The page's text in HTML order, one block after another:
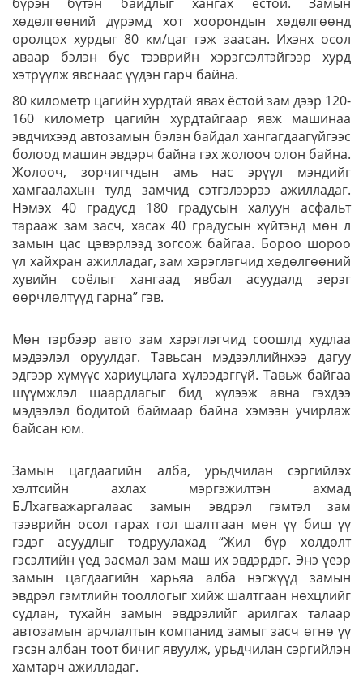
хөдөлгөөний дүрэмд хот хоорондын хөдөлгөөнд
оролцох хурдыг 80 км/цаг гэж заасан. Ихэнх осол
аваар бэлэн бус тээврийн хэрэгсэлтэйгээр хурд
хэтрүүлж явснаас үүдэн гарч байна.
80 километр цагийн хурдтай явах ёстой зам дээр 120-
160 километр цагийн хурдтайгаар явж машинаа
эвдчихээд автозамын бэлэн байдал хангагдаагүйгээс
болоод машин эвдэрч байна гэх жолооч олон байна.
Жолооч, зорчигчдын амь нас эрүүл мэндийг
хамгаалахын тулд замчид сэтгэлээрээ ажилладаг.
Нэмэх 40 градусд 180 градусын халуун асфальт
тарааж зам засч, хасах 40 градусын хүйтэнд мөн л
замын цас цэвэрлээд зогсож байгаа. Бороо шороо
үл хайхран ажилладаг, зам хэрэглэгчид хөдөлгөөний
хувийн соёлыг хангаад явбал асуудалд эерэг
өөрчлөлтүүд гарна” гэв.
Мөн тэрбээр авто зам хэрэглэгчид соошлд худлаа
мэдээлэл оруулдаг. Тавьсан мэдээллийнхээ дагуу
эдгээр хүмүүс хариуцлага хүлээдэггүй. Тавьж байгаа
шүүмжлэл шаардлагыг бид хүлээж авна гэхдээ
мэдээлэл бодитой баймаар байна хэмээн учирлаж
байсан юм.
Замын цагдаагийн алба, урьдчилан сэргийлэх
хэлтсийн ахлах мэргэжилтэн ахмад
Б.Лхагважаргалаас замын эвдрэл гэмтэл зам
тээврийн осол гарах гол шалтгаан мөн үү биш үү
гэдэг асуудлыг тодруулахад “Жил бүр хөлдөлт
гэсэлтийн үед засмал зам маш их эвдэрдэг. Энэ үеэр
замын цагдаагийн харьяа алба нэгжүүд замын
эвдрэл гэмтлийн тооллогыг хийж шалтгаан нөхцлийг
судлан, тухайн замын эвдрэлийг арилгах талаар
автозамын арчлалтын компанид замыг засч өгнө үү
гэсэн албан тоот бичиг явуулж, урьдчилан сэргийлэн
хамтарч ажилладаг.